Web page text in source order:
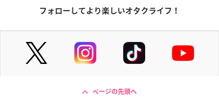
フォローしてより楽しいオタクライフ！
ページの先頭へ